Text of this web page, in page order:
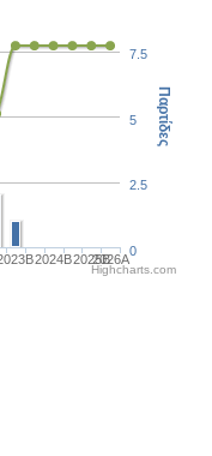
2024B2025B2026A
0
2.5
5
7.5
Παρτίδες
Highcharts.com